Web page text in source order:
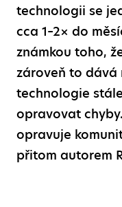
technologii se
cca 1–2× do
známkou toho,
zároveň to dává
technologie
opravovat
opravuje
přitom autorem